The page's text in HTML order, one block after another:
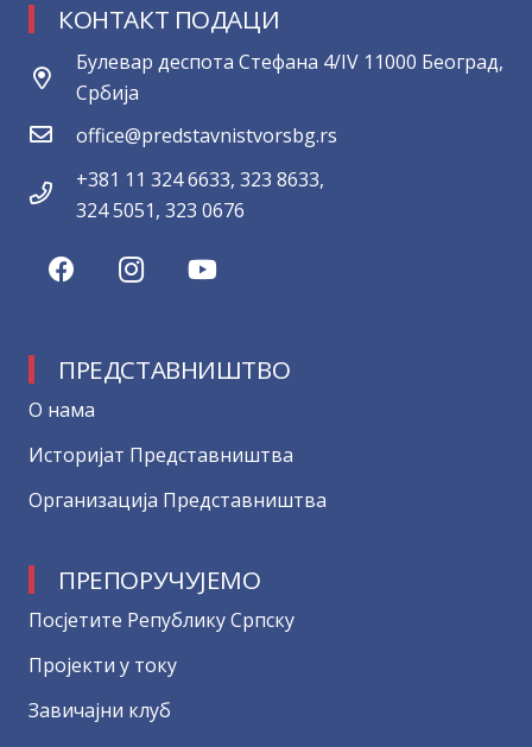
КОНТАКТ ПОДАЦИ
Булевар деспота Стефана 4/IV 11000 Београд,
Србија
office@predstavnistvorsbg.rs
+381 11 324 6633, 323 8633,
324 5051, 323 0676
ПРЕДСТАВНИШТВО
О нама
Историјат Представништва
Организација Представништва
ПРЕПОРУЧУЈЕМО
Посјетите Републику Српску
Пројекти у току
Завичајни клуб